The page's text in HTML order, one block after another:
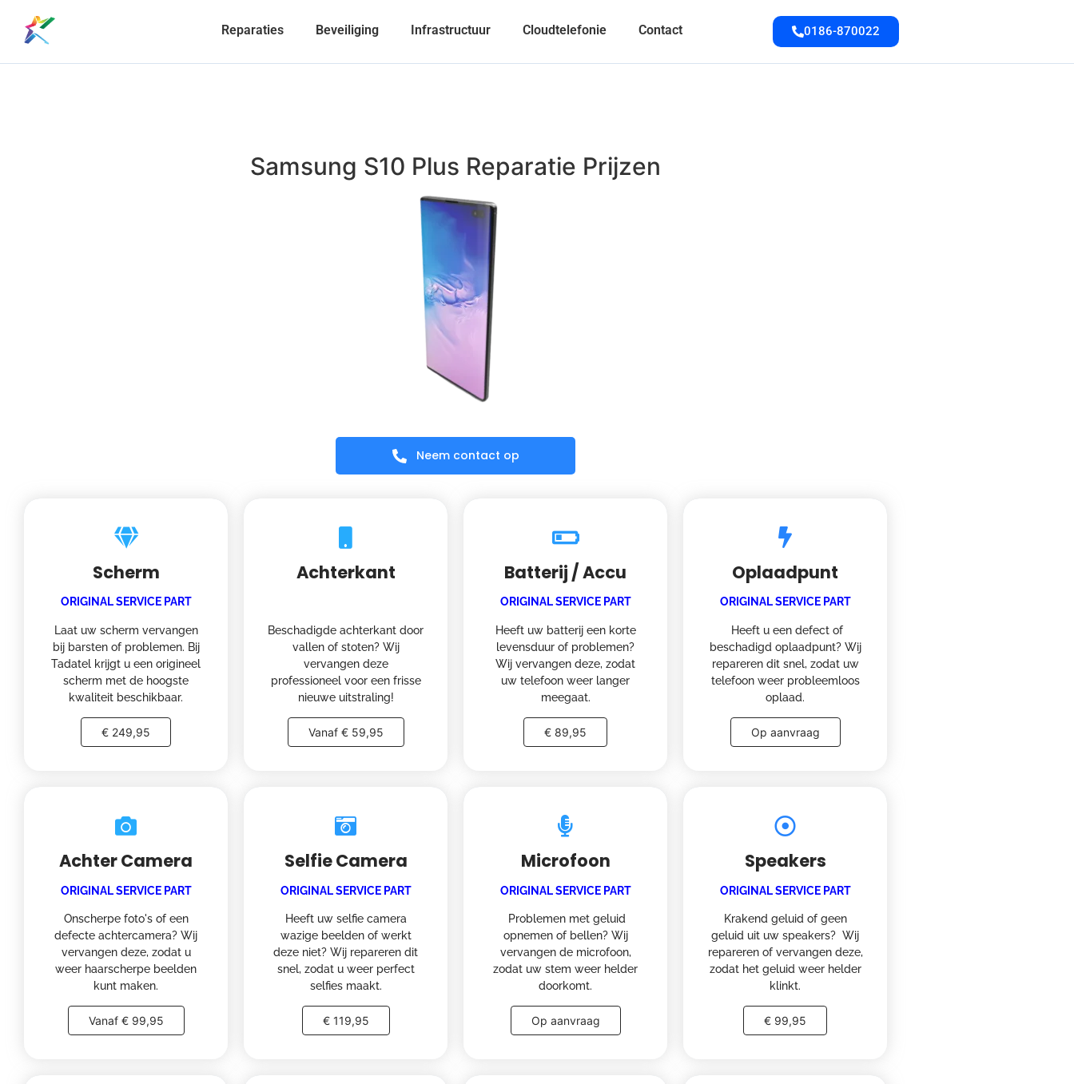
Reparaties Beveiliging Infrastructuur Cloudtelefonie Contact 0186-870022
Samsung S10 Plus Reparatie Prijzen
Neem contact op
Scherm
ORIGINAL SERVICE PART
Laat uw scherm vervangen
bij barsten of problemen. Bij
Tadatel krijgt u een origineel
scherm met de hoogste
kwaliteit beschikbaar.
€ 249,95
Achterkant
Beschadigde achterkant door
vallen of stoten? Wij
vervangen deze
professioneel voor een frisse
nieuwe uitstraling!
Vanaf € 59,95
Batterij / Accu
ORIGINAL SERVICE PART
Heeft uw batterij een korte
levensduur of problemen?
Wij vervangen deze, zodat
uw telefoon weer langer
meegaat.
€ 89,95
Oplaadpunt
ORIGINAL SERVICE PART
Heeft u een defect of
beschadigd oplaadpunt? Wij
repareren dit snel, zodat uw
telefoon weer probleemloos
oplaad.
Op aanvraag
Achter Camera
ORIGINAL SERVICE PART
Onscherpe foto's of een
defecte achtercamera? Wij
vervangen deze, zodat u
weer haarscherpe beelden
kunt maken.
Vanaf € 99,95
Selfie Camera
ORIGINAL SERVICE PART
Heeft uw selfie camera
wazige beelden of werkt
deze niet? Wij repareren dit
snel, zodat u weer perfect
selfies maakt.
€ 119,95
Microfoon
ORIGINAL SERVICE PART
Problemen met geluid
opnemen of bellen? Wij
vervangen de microfoon,
zodat uw stem weer helder
doorkomt.
Op aanvraag
Speakers
ORIGINAL SERVICE PART
Krakend geluid of geen
geluid uit uw speakers? Wij
repareren of vervangen deze,
zodat het geluid weer helder
klinkt.
€ 99,95